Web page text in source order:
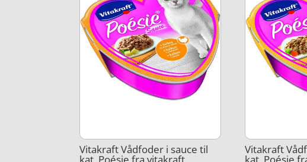
Vitakraft Vådfoder i sauce til Vitakraft